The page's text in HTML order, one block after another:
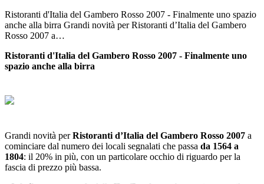
Ristoranti d'Italia del Gambero Rosso 2007 - Finalmente uno spazio
anche alla birra Grandi novità per Ristoranti d’Italia del Gambero
Rosso 2007 a…
Ristoranti d'Italia del Gambero Rosso 2007 - Finalmente uno
spazio anche alla birra
Grandi novità perRistoranti d’Italia del Gambero Rosso 2007 a
cominciare dal numero dei locali segnalati che passa da 1564 a
1804: il 20% in più, con un particolare occhio di riguardo per la
fascia di prezzo più bassa.